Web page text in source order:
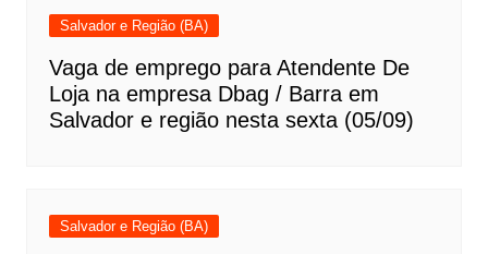
Salvador e Região (BA)
Vaga de emprego para Atendente De
Loja na empresa Dbag / Barra em
Salvador e região nesta sexta (05/09)
Salvador e Região (BA)